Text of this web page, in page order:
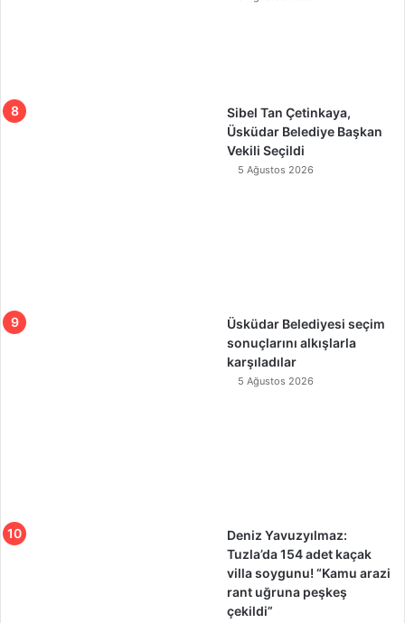
Sibel Tan Çetinkaya,
Üsküdar Belediye Başkan
Vekili Seçildi
5 Ağustos 2026
Üsküdar Belediyesi seçim
sonuçlarını alkışlarla
karşıladılar
5 Ağustos 2026
Deniz Yavuzyılmaz:
Tuzla’da 154 adet kaçak
villa soygunu! “Kamu arazi
rant uğruna peşkeş
çekildi”